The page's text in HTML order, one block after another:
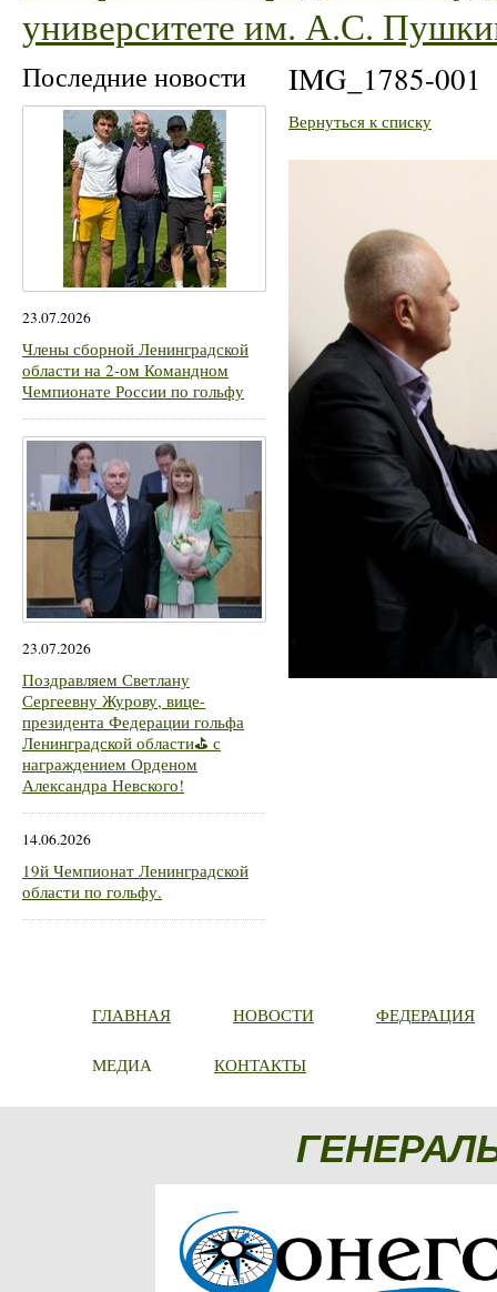
университете им. А.С.
Последние новости
23.07.2026
Члены сборной Ленинградской
области на 2-ом Командном
Чемпионате России по гольфу
23.07.2026
Поздравляем Светлану
Сергеевну Журову, вице-
президента Федерации гольфа
Ленинградской области⛳ с
награждением Орденом
Александра Невского!
14.06.2026
19й Чемпионат Ленинградской
области по гольфу.
IMG_1785-001
Вернуться к списку
ГЛАВНАЯ НОВОСТИ ФЕДЕРАЦИЯ
МЕДИА КОНТАКТЫ